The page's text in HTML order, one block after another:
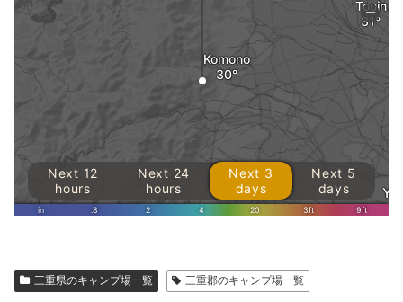
三重県のキャンプ場一覧 三重郡のキャンプ場一覧